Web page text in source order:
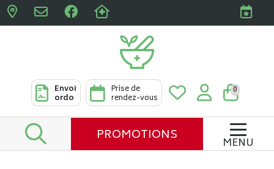
Pharmacies Clabots &
Envoi
ordo
Prise de
rendez-vous
0
PROMOTIONS MENU